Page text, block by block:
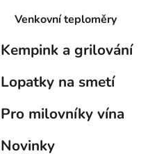
Venkovní teploměry
Kempink a grilování
Lopatky na smetí
Pro milovníky vína
Novinky